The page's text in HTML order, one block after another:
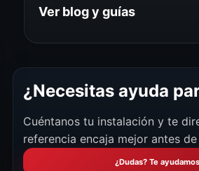
Ver blog y guías
¿Necesitas ayuda
Cuéntanos tu instalación y te
referencia encaja mejor antes
¿Dudas? Te ayudamos